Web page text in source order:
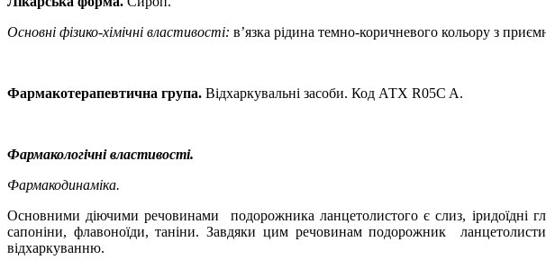
Основні фізико-хімічні властивості: в’язка рідина темно-коричневого кольору з
Фармакотерапевтична група. Відхаркувальні засоби. Код АТХ R05C A.
Фармакологічні властивості.
Фармакодинаміка.
Основними діючими речовинами
подорожника ланцетолистого є слиз, іридоїдні
сапоніни, флавоноїди, таніни. Завдяки цим речовинам подорожник
відхаркуванню.